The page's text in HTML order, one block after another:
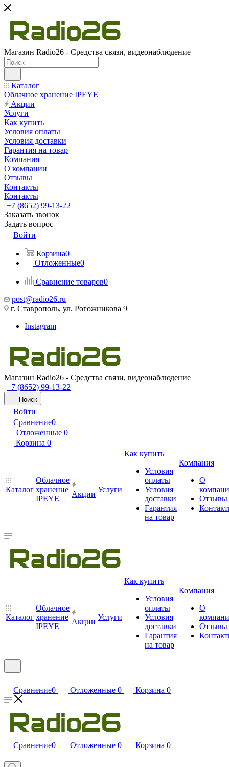
Магазин Radio26 - Средства связи, видеонаблюдение
Каталог
Облачное хранение IPEYE
Акции
Услуги
Как купить
Условия оплаты
Условия доставки
Гарантия на товар
Компания
О компании
Отзывы
Контакты
Контакты
+7 (8652) 99-13-22
Заказать звонок
Задать вопрос
Войти
Корзина0
Отложенные0
Сравнение товаров0
post@radio26.ru
г. Ставрополь, ул. Рогожникова 9
Instagram
Магазин Radio26 - Средства связи, видеонаблюдение
+7 (8652) 99-13-22
Поиск
Войти
Сравнение0
Отложенные 0
Корзина 0
Каталог
Облачное
хранение
IPEYE
Акции
Услуги
Как купить
Условия
оплаты
Условия
доставки
Гарантия
на товар
Компания
О
Отзывы
Каталог
Облачное
хранение
IPEYE
Акции
Услуги
Как купить
Условия
оплаты
Условия
доставки
Гарантия
на товар
Компания
О
Отзывы
Сравнение0 Отложенные 0 Корзина 0
Сравнение0 Отложенные 0 Корзина 0